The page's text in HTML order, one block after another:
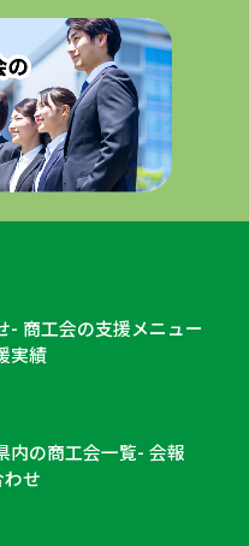
商工会の支援メニュー
実績
内の商工会一覧 会報
せ